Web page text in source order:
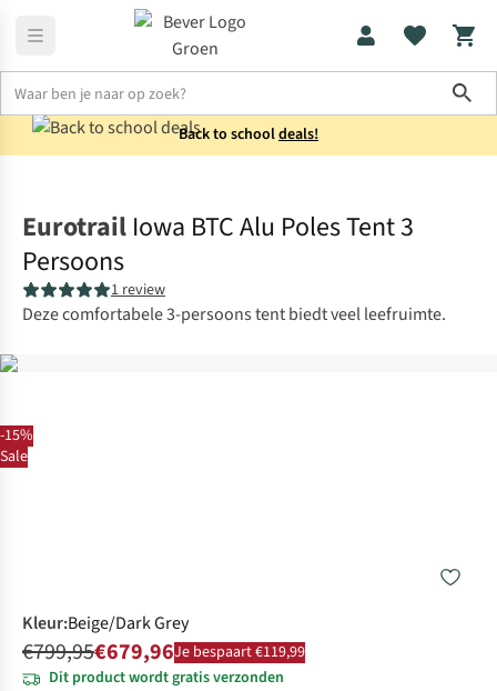
Back to schooldeals!
-15%
Sale
Eurotrail Iowa BTC Alu Poles Tent 3
Persoons
1 review
Deze comfortabele 3-persoons tent biedt veel leefruimte.
Kleur:Beige/Dark Grey
€799,95€679,96Je bespaart €119,99
Dit product wordt gratis verzonden